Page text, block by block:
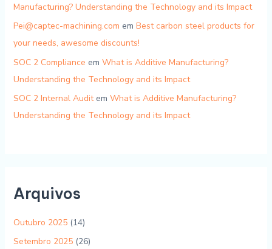
Manufacturing? Understanding the Technology and its Impact
Pei@captec-machining.com em Best carbon steel products for
your needs, awesome discounts!
SOC 2 Compliance em What is Additive Manufacturing?
Understanding the Technology and its Impact
SOC 2 Internal Auditem What is Additive Manufacturing?
Understanding the Technology and its Impact
Arquivos
Outubro 2025(14)
Setembro 2025(26)